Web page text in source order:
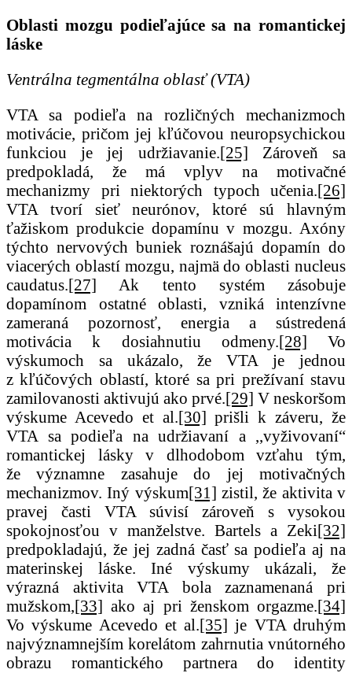
Oblasti mozgu podieľajúce sa na romantickej
láske
Ventrálna tegmentálna oblasť (VTA)
VTA sa podieľa na rozličných mechanizmoch
motivácie, pričom jej kľúčovou neuropsychickou
funkciou je jej udržiavanie.[25] Zároveň sa
predpokladá, že má vplyv na motivačné
mechanizmy pri niektorých typoch učenia.[26]
VTA tvorí sieť neurónov, ktoré sú hlavným
ťažiskom produkcie dopamínu v mozgu. Axóny
týchto nervových buniek roznášajú dopamín do
viacerých oblastí mozgu, najmä do oblasti nucleus
caudatus.[27] Ak tento systém zásobuje
dopamínom ostatné oblasti, vzniká intenzívne
zameraná pozornosť, energia a sústredená
motivácia k dosiahnutiu odmeny.[28] Vo
výskumoch sa ukázalo, že VTA je jednou
z kľúčových oblastí, ktoré sa pri prežívaní stavu
zamilovanosti aktivujú ako prvé.[29] V neskoršom
výskume Acevedo et al.[30] prišli k záveru, že
VTA sa podieľa na udržiavaní a ,,vyživovaní“
romantickej lásky v dlhodobom vzťahu tým,
že významne zasahuje do jej motivačných
mechanizmov. Iný výskum[31] zistil, že aktivita v
pravej časti VTA súvisí zároveň s vysokou
spokojnosťou v manželstve. Bartels a Zeki[32]
predpokladajú, že jej zadná časť sa podieľa aj na
materinskej láske. Iné výskumy ukázali, že
výrazná aktivita VTA bola zaznamenaná pri
mužskom,[33] ako aj pri ženskom orgazme.[34]
Vo výskume Acevedo et al.[35] je VTA druhým
najvýznamnejším korelátom zahrnutia vnútorného
obrazu romantického partnera do identity